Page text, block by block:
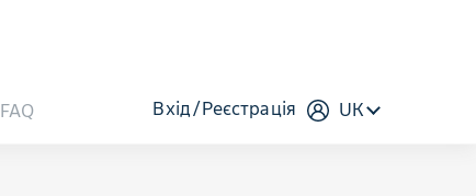
FAQ Вхід Реєстрація UK